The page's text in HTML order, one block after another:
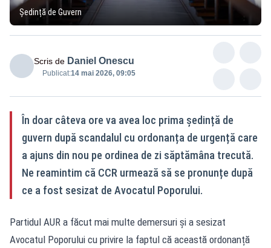
Ședință de Guvern
Scris de Daniel Onescu
Publicat:14 mai 2026, 09:05
În doar câteva ore va avea loc prima ședință de
guvern după scandalul cu ordonanța de urgență care
a ajuns din nou pe ordinea de zi săptămâna trecută.
Ne reamintim că CCR urmează să se pronunțe după
ce a fost sesizat de Avocatul Poporului.
Partidul AUR a făcut mai multe demersuri și a sesizat
Avocatul Poporului cu privire la faptul că această ordonanță